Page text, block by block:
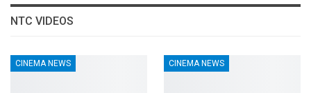
NTC VIDEOS
CINEMA NEWS CINEMA NEWS